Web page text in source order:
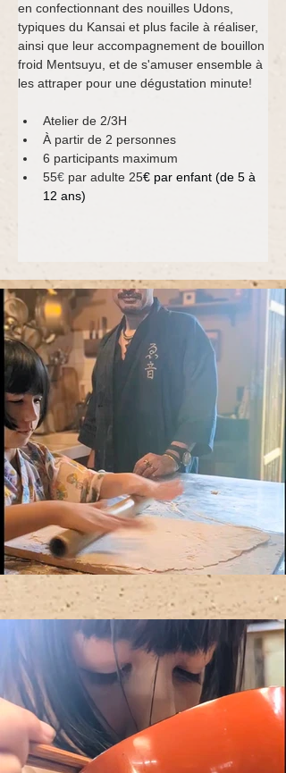
en confectionnant des nouilles Udons,
typiques du Kansai et plus facile à réaliser,
ainsi que leur accompagnement de bouillon
froid Mentsuyu, et de s'amuser ensemble à
les attraper pour une dégustation minute!
Atelier de 2/3H
À partir de 2 personnes
6 participants maximum
55€ par adulte 25€ par enfant (de 5 à
12 ans)